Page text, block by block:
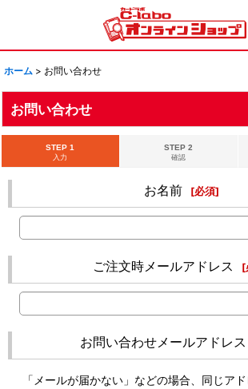
ホーム > お問い合わせ
お問い合わせ
STEP 1
入力
STEP 2
確認
お名前 [必須]
ご注文時メールアドレス [
お問い合わせメールアドレス
「メールが届かない」などの場合、同じア